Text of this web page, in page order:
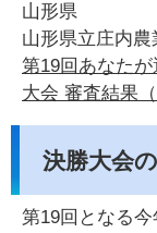
山形県
山形県立庄内農
第19回あなた
大会 審査結果（
決勝大会
第19回となる